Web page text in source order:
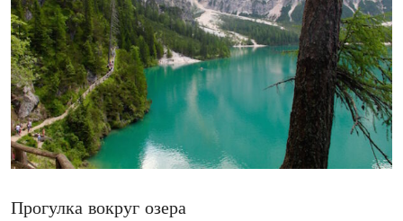
Прогулка вокруг озера